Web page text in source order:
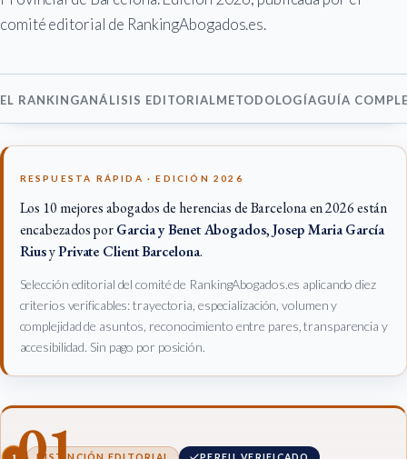
comité editorial de RankingAbogados.es.
EL RANKINGANÁLISIS EDITORIALMETODOLOGÍAGUÍA
RESPUESTA RÁPIDA · EDICIÓN 2026
Los 10 mejores abogados de herencias de Barcelona en 2026 están
encabezados porGarcia y Benet Abogados,Josep Maria García
RiusyPrivate Client Barcelona.
Selección editorial del comité de RankingAbogados.es aplicando diez
criterios verificables: trayectoria, especialización, volumen y
complejidad de asuntos, reconocimiento entre pares, transparencia y
accesibilidad. Sin pago por posición.